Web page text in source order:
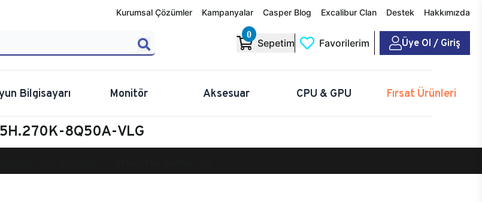
Kurumsal Çözümler Kampanyalar Casper Blog Excalibur Clan Destek Hakkımızda
0
Sepetim Favorilerim Üye Ol / Giriş
Bilgisayarı Monitör Aksesuar CPU & GPU Fırsat Ürünleri
8Q50A-VLG